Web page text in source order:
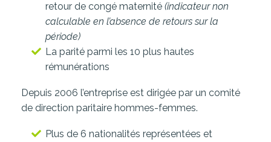
retour de congé maternité (indicateur non
calculable en l’absence de retours sur la
période)
La parité parmi les 10 plus hautes
rémunérations
Depuis 2006 l’entreprise est dirigée par un comité
de direction paritaire hommes-femmes.
Plus de 6 nationalités représentées et